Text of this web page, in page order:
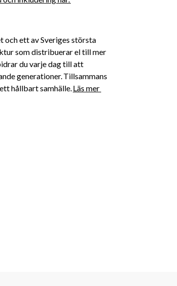
och ett av Sveriges största
som distribuerar el till mer
du varje dag till att
generationer. Tillsammans
hållbart samhälle. Läs mer